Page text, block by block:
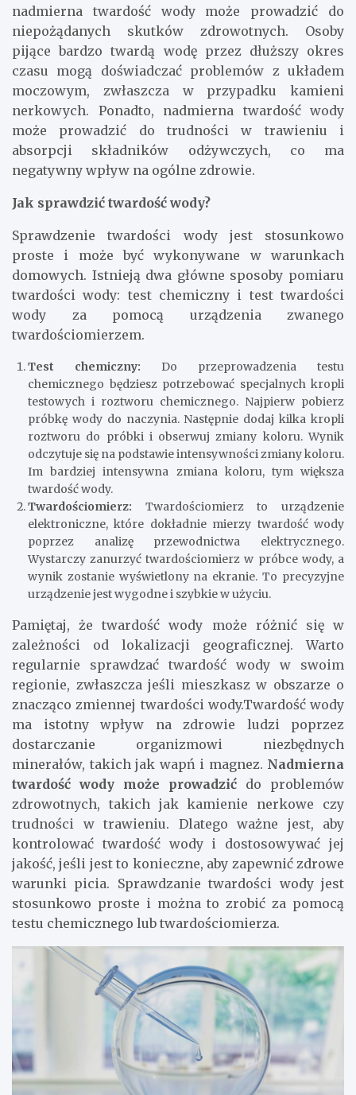
nadmierna twardość wody może prowadzić do
niepożądanych skutków zdrowotnych. Osoby
pijące bardzo twardą wodę przez dłuższy okres
czasu mogą doświadczać problemów z układem
moczowym, zwłaszcza w przypadku kamieni
nerkowych. Ponadto, nadmierna twardość wody
może prowadzić do trudności w trawieniu i
absorpcji składników odżywczych, co ma
negatywny wpływ na ogólne zdrowie.
Jak sprawdzić twardość wody?
Sprawdzenie twardości wody jest stosunkowo
proste i może być wykonywane w warunkach
domowych. Istnieją dwa główne sposoby pomiaru
twardości wody: test chemiczny i test twardości
wody za pomocą urządzenia zwanego
twardościomierzem.
Test chemiczny: Do przeprowadzenia testu
chemicznego będziesz potrzebować specjalnych kropli
testowych i roztworu chemicznego. Najpierw pobierz
próbkę wody do naczynia. Następnie dodaj kilka kropli
roztworu do próbki i obserwuj zmiany koloru. Wynik
odczytuje się na podstawie intensywności zmiany koloru.
Im bardziej intensywna zmiana koloru, tym większa
twardość wody.
Twardościomierz: Twardościomierz to urządzenie
elektroniczne, które dokładnie mierzy twardość wody
poprzez analizę przewodnictwa elektrycznego.
Wystarczy zanurzyć twardościomierz w próbce wody, a
wynik zostanie wyświetlony na ekranie. To precyzyjne
urządzenie jest wygodne i szybkie w użyciu.
Pamiętaj, że twardość wody może różnić się w
zależności od lokalizacji geograficznej. Warto
regularnie sprawdzać twardość wody w swoim
regionie, zwłaszcza jeśli mieszkasz w obszarze o
znacząco zmiennej twardości wody.Twardość wody
ma istotny wpływ na zdrowie ludzi poprzez
dostarczanie organizmowi niezbędnych
minerałów, takich jak wapń i magnez. Nadmierna
twardość wody może prowadzić do problemów
zdrowotnych, takich jak kamienie nerkowe czy
trudności w trawieniu. Dlatego ważne jest, aby
kontrolować twardość wody i dostosowywać jej
jakość, jeśli jest to konieczne, aby zapewnić zdrowe
warunki picia. Sprawdzanie twardości wody jest
stosunkowo proste i można to zrobić za pomocą
testu chemicznego lub twardościomierza.